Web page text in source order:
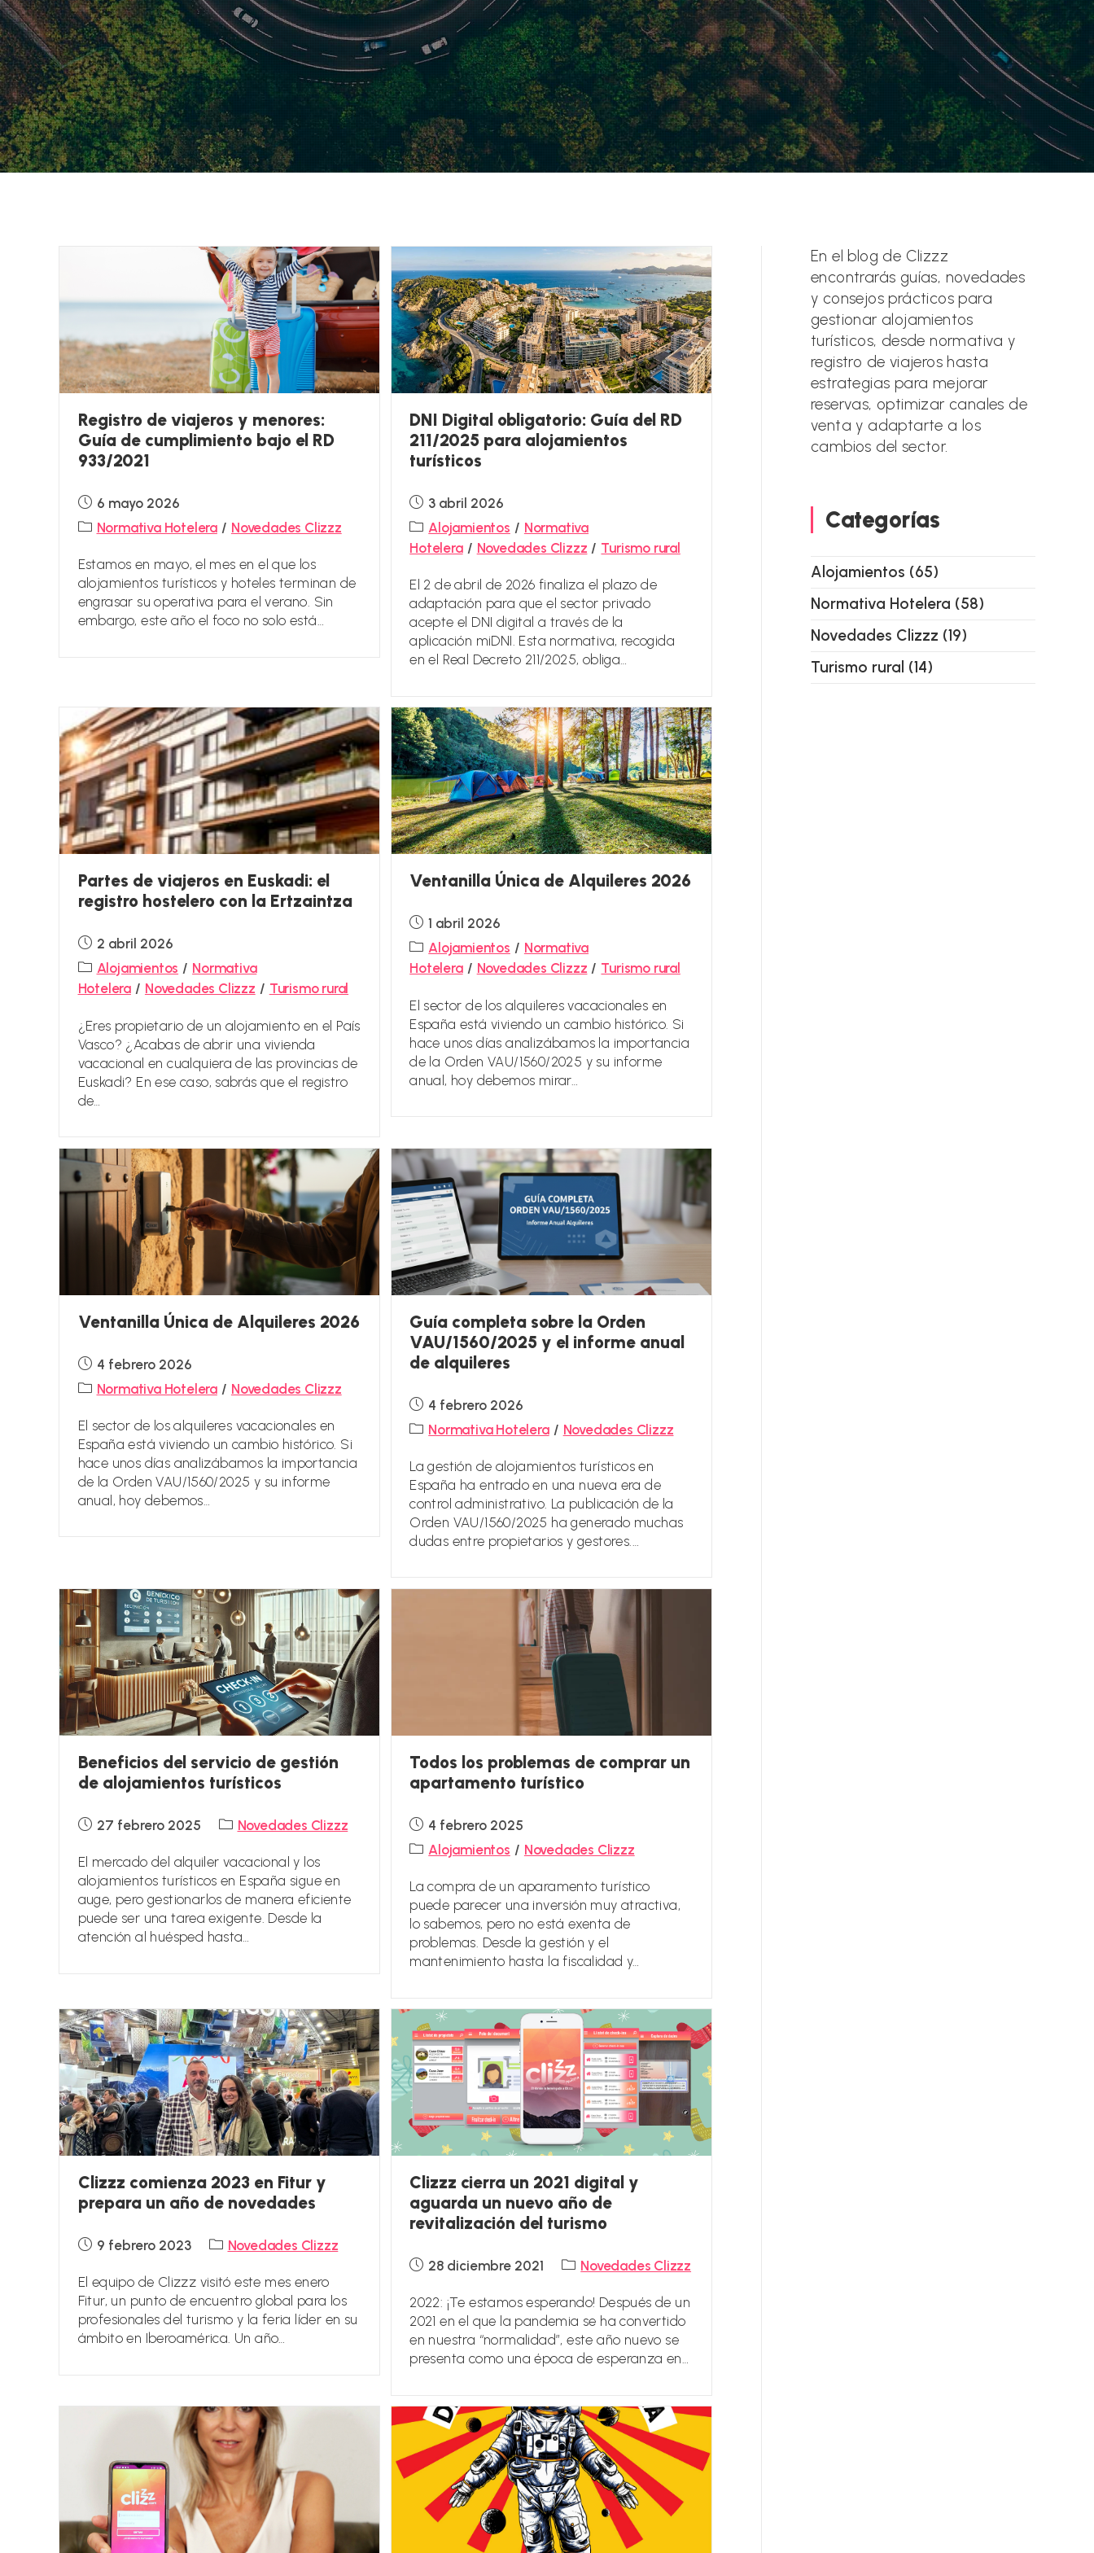
Registro de viajeros y menores:
Guía de cumplimiento bajo el RD
933/2021
Publicación
de
la
6 mayo 2026
Categoría
la
entrada:
Normativa Hotelera / Novedades Clizzz
Estamos en mayo, el mes en el que los
alojamientos turísticos y hoteles terminan de
engrasar su operativa para el verano. Sin
embargo, este año el foco no solo está…
DNI Digital obligatorio: Guía del RD
211/2025 para alojamientos
turísticos
Publicación
de
la
entrada:
3 abril 2026
Categoría
de
entrada:
Alojamientos / Normativa
Hotelera / Novedades Clizzz / Turismo rural
El 2 de abril de 2026 finaliza el plazo de
adaptación para que el sector privado
acepte el DNI digital a través de la
aplicación miDNI. Esta normativa, recogida
en el Real Decreto 211/2025, obliga…
Partes de viajeros en Euskadi: el
registro hostelero con la Ertzaintza
Publicación
de
la
entrada:
2 abril 2026
Categoría
de
Alojamientos / Normativa
Hotelera / Novedades Clizzz / Turismo rural
¿Eres propietario de un alojamiento en el País
Vasco? ¿Acabas de abrir una vivienda
vacacional en cualquiera de las provincias de
Euskadi? En ese caso, sabrás que el registro
de…
Ventanilla Única de Alquileres 2026
Publicación
de
la
entrada:
1 abril 2026
Categoría
de
entrada:
Alojamientos / Normativa
Hotelera / Novedades Clizzz / Turismo rural
El sector de los alquileres vacacionales en
España está viviendo un cambio histórico. Si
hace unos días analizábamos la importancia
de la Orden VAU/1560/2025 y su informe
anual, hoy debemos mirar…
Ventanilla Única de Alquileres 2026
Publicación
de
la
4 febrero 2026
Categoría
la
entrada:
Normativa Hotelera / Novedades Clizzz
El sector de los alquileres vacacionales en
España está viviendo un cambio histórico. Si
hace unos días analizábamos la importancia
de la Orden VAU/1560/2025 y su informe
anual, hoy debemos…
Guía completa sobre la Orden
VAU/1560/2025 y el informe anual
de alquileres
Publicación
de
la
4 febrero 2026
Categoría
la
entrada:
Normativa Hotelera / Novedades Clizzz
La gestión de alojamientos turísticos en
España ha entrado en una nueva era de
control administrativo. La publicación de la
Orden VAU/1560/2025 ha generado muchas
dudas entre propietarios y gestores.…
Beneficios del servicio de gestión
de alojamientos turísticos
Publicación
la
entrada:
27 febrero 2025
Categoría
la
entrada:
Novedades Clizzz
El mercado del alquiler vacacional y los
alojamientos turísticos en España sigue en
auge, pero gestionarlos de manera eficiente
puede ser una tarea exigente. Desde la
atención al huésped hasta…
Todos los problemas de comprar un
apartamento turístico
Publicación
de
la
4 febrero 2025
Categoría
la
entrada:
Alojamientos / Novedades Clizzz
La compra de un aparamento turístico
puede parecer una inversión muy atractiva,
lo sabemos, pero no está exenta de
problemas. Desde la gestión y el
mantenimiento hasta la fiscalidad y…
Clizzz comienza 2023 en Fitur y
prepara un año de novedades
Publicación
la
entrada:
9 febrero 2023
Categoría
la
entrada:
Novedades Clizzz
El equipo de Clizzz visitó este mes enero
Fitur, un punto de encuentro global para los
profesionales del turismo y la feria líder en su
ámbito en Iberoamérica. Un año…
Clizzz cierra un 2021 digital y
aguarda un nuevo año de
revitalización del turismo
Publicación
la
entrada:
28 diciembre 2021
Categoría
la
entrada:
Novedades Clizzz
2022: ¡Te estamos esperando! Después de un
2021 en el que la pandemia se ha convertido
en nuestra “normalidad”, este año nuevo se
presenta como una época de esperanza en…
En el blog de Clizzz
encontrarás guías, novedades
y consejos prácticos para
gestionar alojamientos
turísticos, desde normativa y
registro de viajeros hasta
estrategias para mejorar
reservas, optimizar canales de
venta y adaptarte a los
cambios del sector.
Categorías
Alojamientos (65)
Normativa Hotelera (58)
Novedades Clizzz (19)
Turismo rural (14)